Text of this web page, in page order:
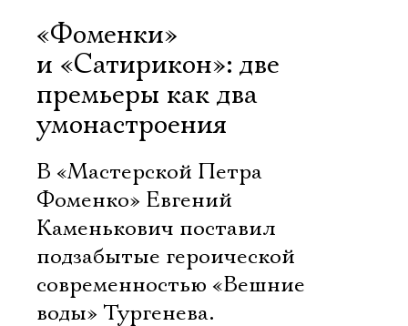
«Фоменки»
и «Сатирикон»: две
премьеры как два
умонастроения
В «Мастерской Петра
Фоменко» Евгений
Каменькович поставил
подзабытые героической
современностью «Вешние
воды» Тургенева.